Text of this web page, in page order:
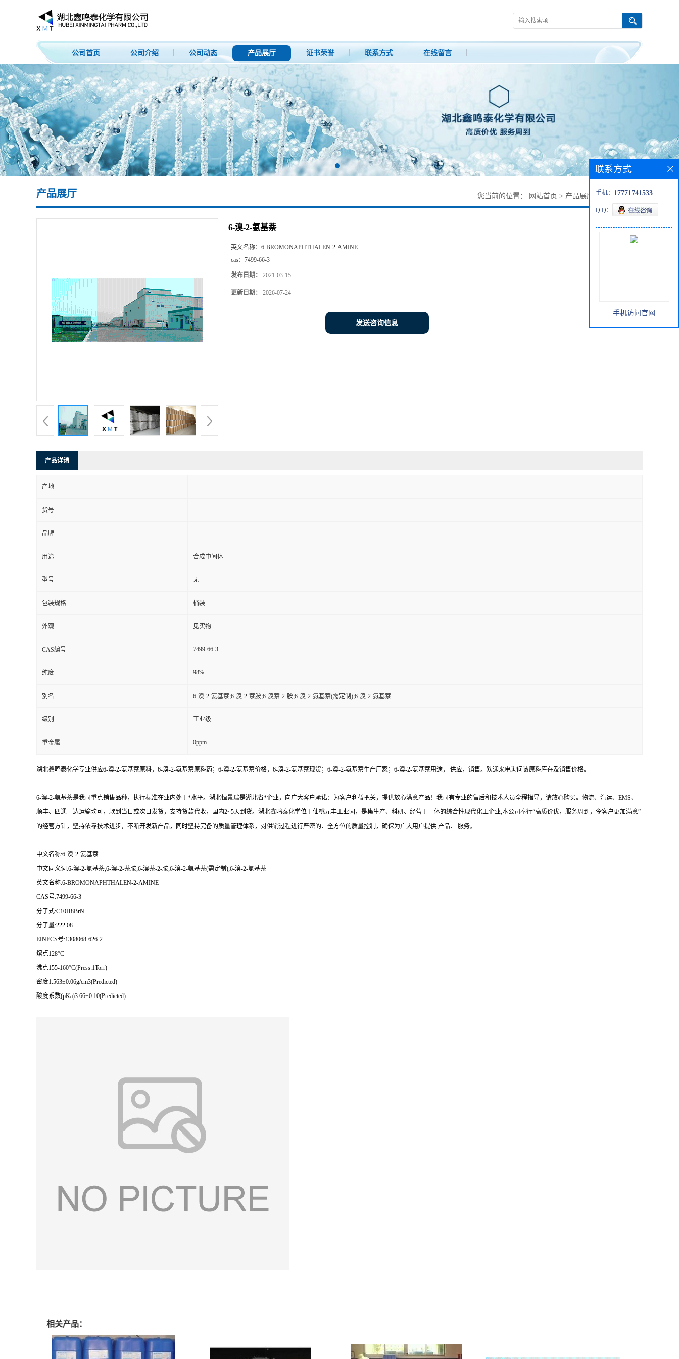
公司首页 公司介绍 公司动态 产品展厅 证书荣誉 联系方式 在线留言
产品展厅 您当前的位置： 网站首页 > 产品展厅 > 6-溴-2-氨基萘
6-溴-2-氨基萘
英文名称： 6-BROMONAPHTHALEN-2-AMINE
cas： 7499-66-3
发布日期： 2021-03-15
更新日期： 2026-07-24
发送咨询信息
产品详请
产地
货号
品牌
用途 合成中间体
型号 无
包装规格 桶装
外观 见实物
CAS编号 7499-66-3
纯度 98%
别名 6-溴-2-氨基萘;6-溴-2-萘胺;6-溴萘-2-胺;6-溴-2-氨基萘(需定制);6-溴-2-氨基萘
级别 工业级
重金属 0ppm
湖北鑫鸣泰化学专业供应6-溴-2-氨基萘原料，6-溴-2-氨基萘原料药；6-溴-2-氨基萘价格，6-溴-2-氨基萘现货；6-溴-2-氨基萘生产厂家；6-溴-2-氨基萘用途， 供应，销售。欢迎来电询问该原料库存及销售价格。
6-溴-2-氨基萘是我司重点销售品种，执行标准在业内处于*水平。湖北恒景瑞是湖北省*企业，向广大客户承诺：为客户利益把关，提供放心满意产品！我司有专业的售后和技术人员全程指导，请放心购买。物流、汽运、EMS、
顺丰、四通一达运输均可，款到当日或次日发货，支持货款代收，国内2~5天到货。湖北鑫鸣泰化学位于仙桃元丰工业园，是集生产、科研、经营于一体的综合性现代化工企业,本公司奉行“高质价优，服务周到，令客户更加满意”
的经营方针，坚持依靠技术进步，不断开发新产品，同时坚持完备的质量管理体系，对供销过程进行严密的、全方位的质量控制，确保为广大用户提供 产品、 服务。
中文名称:6-溴-2-氨基萘
中文同义词:6-溴-2-氨基萘;6-溴-2-萘胺;6-溴萘-2-胺;6-溴-2-氨基萘(需定制);6-溴-2-氨基萘
英文名称:6-BROMONAPHTHALEN-2-AMINE
CAS号:7499-66-3
分子式:C10H8BrN
分子量:222.08
EINECS号:1308068-626-2
熔点128°C
沸点155-160°C(Press:1Torr)
密度1.563±0.06g/cm3(Predicted)
酸度系数(pKa)3.66±0.10(Predicted)
相关产品：
联系方式
手机： 17771741533
Q Q：
手机访问官网